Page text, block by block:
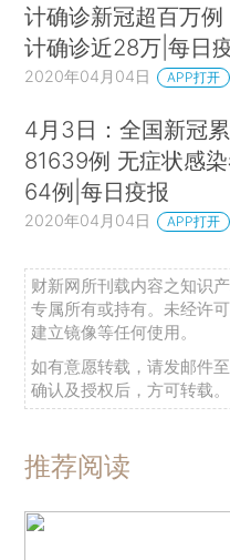
计确诊新冠超百万例
计确诊近28万|每日
2020年04月04日 APP打开
4月3日：全国新冠
81639例 无症状感
64例|每日疫报
2020年04月04日 APP打开
财新网所刊载内容之知识
专属所有或持有。未经许
建立镜像等任何使用。
如有意愿转载，请发邮件至
确认及授权后，方可转载。
推荐阅读